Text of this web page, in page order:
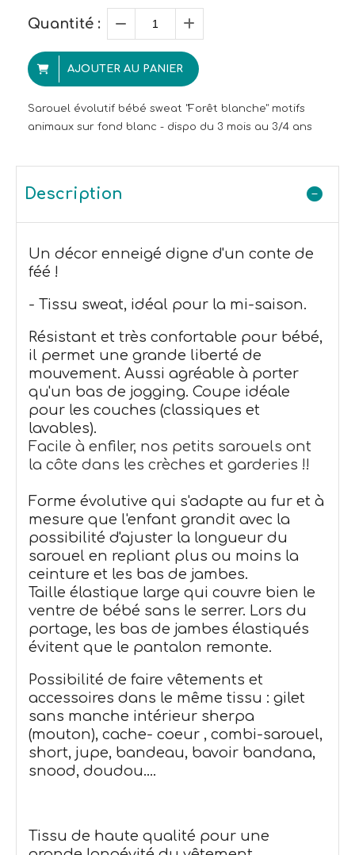
Quantité :
AJOUTER AU PANIER
Sarouel évolutif bébé sweat "Forêt blanche" motifs
animaux sur fond blanc - dispo du 3 mois au 3/4 ans
Description
Un décor enneigé digne d'un conte de
féé !
- Tissu sweat, idéal pour la mi-saison.
Résistant et très confortable pour bébé,
il permet une grande liberté de
mouvement. Aussi agréable à porter
qu'un bas de jogging. Coupe idéale
pour les couches (classiques et
lavables).
Facile à enfiler, nos petits sarouels ont
la côte dans les crèches et garderies !!
Forme évolutive qui s'adapte au fur et à
mesure que l'enfant grandit avec la
possibilité d'ajuster la longueur du
sarouel en repliant plus ou moins la
ceinture et les bas de jambes.
Taille élastique large qui couvre bien le
ventre de bébé sans le serrer. Lors du
portage, les bas de jambes élastiqués
évitent que le pantalon remonte.
Possibilité de faire vêtements et
accessoires dans le même tissu : gilet
sans manche intérieur sherpa
(mouton), cache- coeur , combi-sarouel,
short, jupe, bandeau, bavoir bandana,
snood, doudou....
Tissu de haute qualité pour une